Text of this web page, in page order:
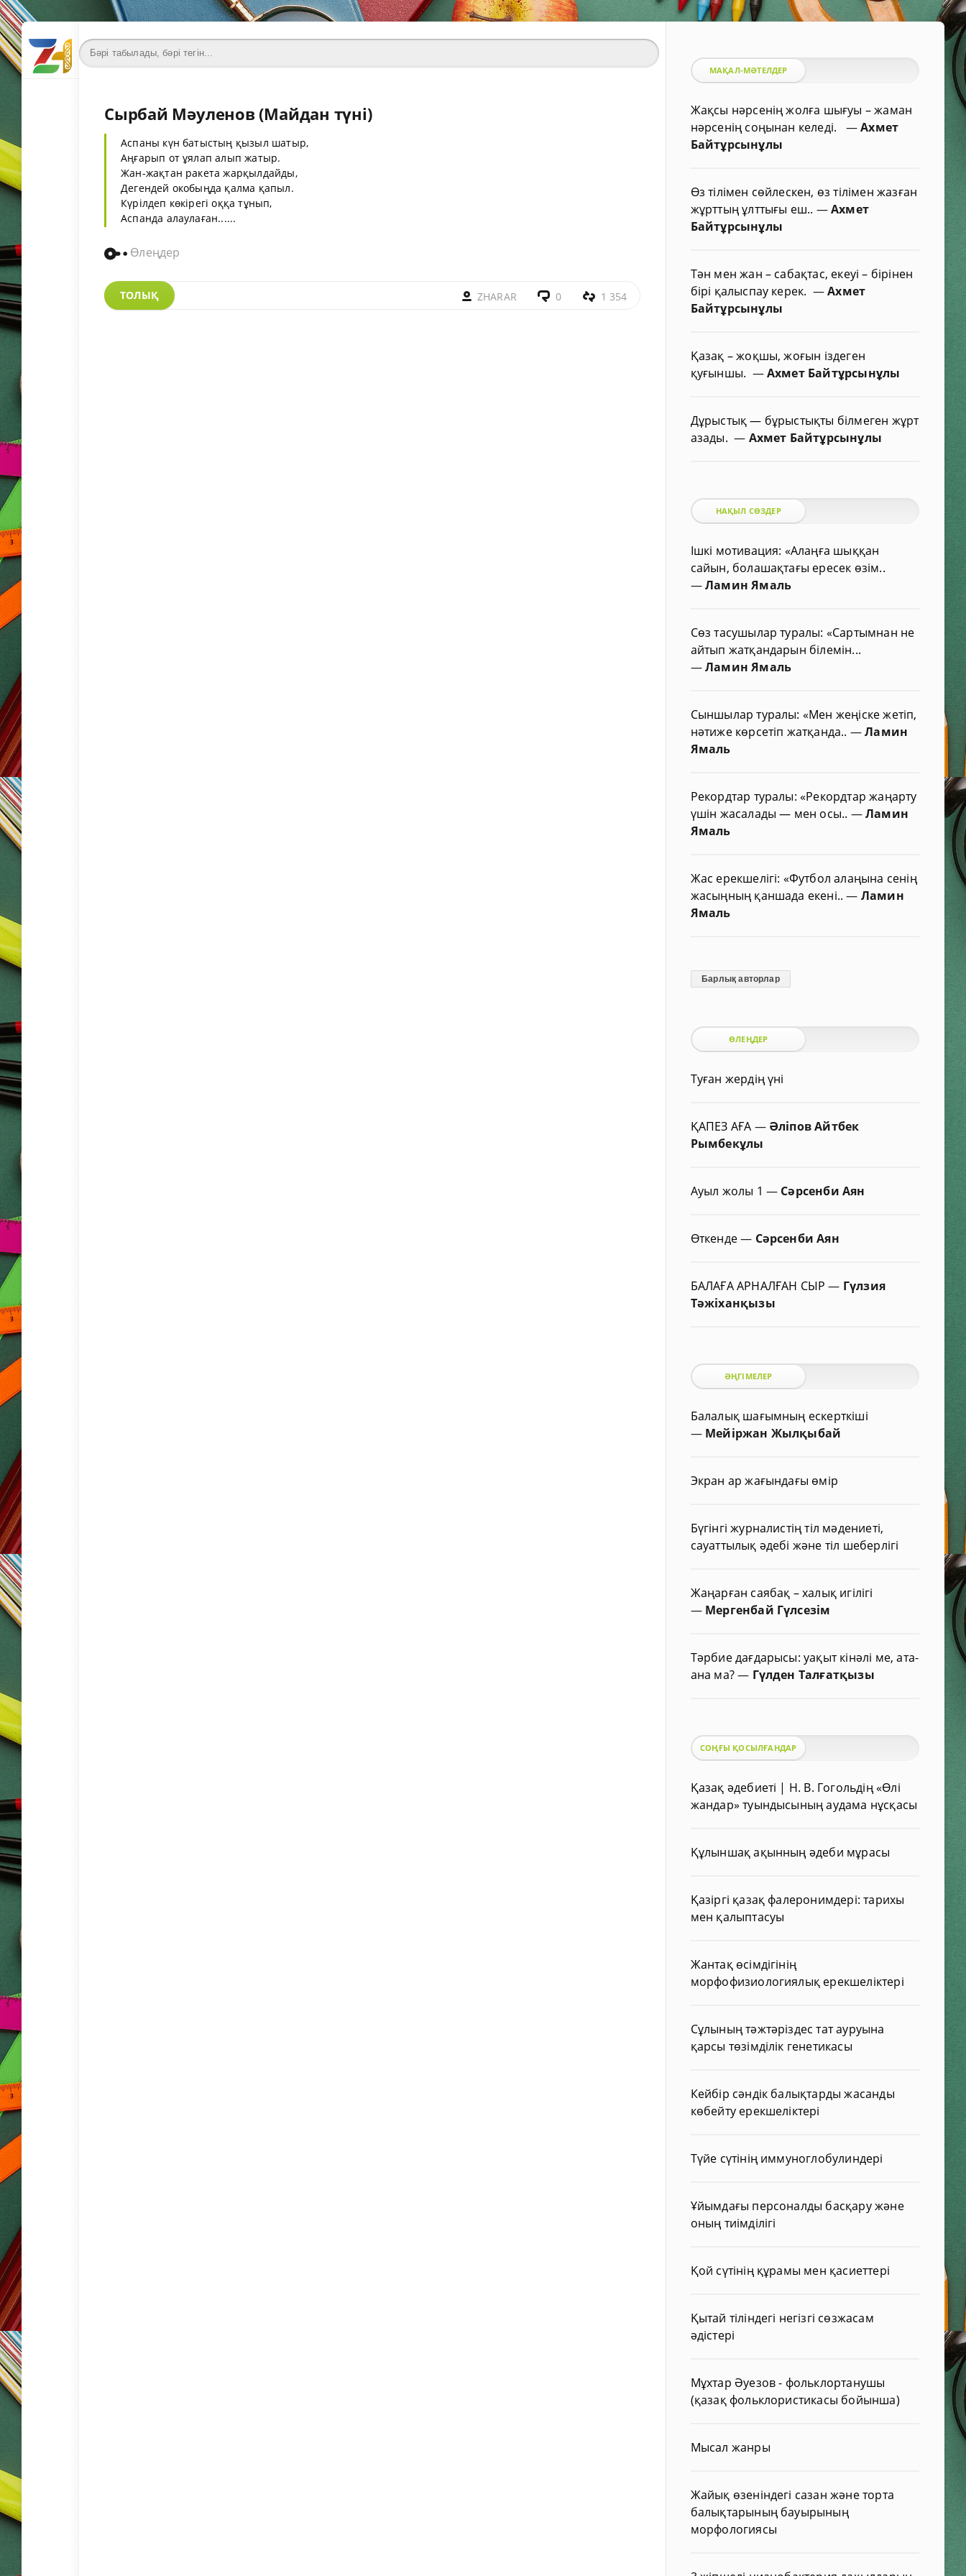
Сырбай Мәуленов (Майдан түні)
Аспаны күн батыстың қызыл шатыр,
Аңғарып от ұялап алып жатыр.
Жан-жақтан ракета жарқылдайды,
Дегендей окобыңда қалма қапыл.
Күрілдеп көкірегі оққа тұнып,
Аспанда алаулаған......
Өлеңдер
ТОЛЫҚ ZHARAR 0 1 354
МАҚАЛ-МӘТЕЛДЕР
Жақсы нәрсенің жолға шығуы – жаман
нәрсенің соңынан келеді. —Ахмет
Байтұрсынұлы
Өз тілімен сөйлескен, өз тілімен жазған
жұрттың ұлттығы еш.. —Ахмет
Байтұрсынұлы
Тән мен жан – сабақтас, екеуі – бірінен
бірі қалыспау керек. —Ахмет
Байтұрсынұлы
Қазақ – жоқшы, жоғын іздеген
қуғыншы. —Ахмет Байтұрсынұлы
Дұрыстық — бұрыстықты білмеген жұрт
азады.— Ахмет Байтұрсынұлы
НАҚЫЛ СӨЗДЕР
Ішкі мотивация: «Алаңға шыққан
сайын, болашақтағы ересек өзім..
—Ламин Ямаль
Сөз тасушылар туралы: «Сартымнан не
айтып жатқандарын білемін...
—Ламин Ямаль
Сыншылар туралы: «Мен жеңіске жетіп,
нәтиже көрсетіп жатқанда.. —Ламин
Ямаль
Рекордтар туралы: «Рекордтар жаңарту
үшін жасалады — мен осы.. —Ламин
Ямаль
Жас ерекшелігі: «Футбол алаңына сенің
жасыңның қаншада екені..— Ламин
Ямаль
Барлық авторлар
ӨЛЕҢДЕР
Туған жердің үні
ҚАПЕЗ АҒА — Әліпов Айтбек
Рымбекұлы
Ауыл жолы 1 — Сәрсенби Аян
Өткенде— Сәрсенби Аян
БАЛАҒА АРНАЛҒАН СЫР— Гүлзия
Тәжіханқызы
ӘҢГІМЕЛЕР
Балалық шағымның ескерткіші
— Мейіржан Жылқыбай
Экран ар жағындағы өмір
Бүгінгі журналистің тіл мәдениеті,
сауаттылық әдебі және тіл шеберлігі
Жаңарған саябақ – халық игілігі
— Мергенбай Гүлсезім
Тәрбие дағдарысы: уақыт кінәлі ме, ата-
ана ма?— Гүлден Талғатқызы
СОҢҒЫ ҚОСЫЛҒАНДАР
Қазақ әдебиеті | Н. В. Гогольдің «Өлі
жандар» туындысының аудама нұсқасы
Құлыншақ ақынның әдеби мұрасы
Қазіргі қазақ фалеронимдері: тарихы
мен қалыптасуы
Жантақ өсімдігінің
морфофизиологиялық ерекшеліктері
Сұлының тәжтәріздес тат ауруына
қарсы төзімділік генетикасы
Кейбір сәндік балықтарды жасанды
көбейту ерекшеліктері
Түйе сүтінің иммуноглобулиндері
Ұйымдағы персоналды басқару және
оның тиімділігі
Қой сүтінің құрамы мен қасиеттері
Қытай тіліндегі негізгі сөзжасам
әдістері
Мұхтар Әуезов - фольклортанушы
(қазақ фольклористикасы бойынша)
Мысал жанры
Жайық өзеніндегі сазан және торта
балықтарының бауырының
морфологиясы